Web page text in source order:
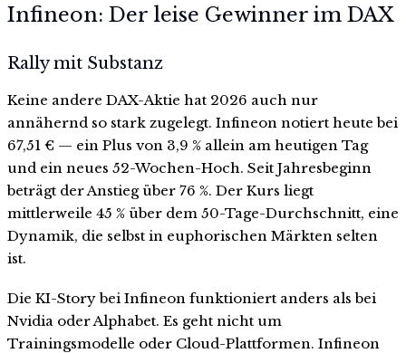
Infineon: Der leise Gewinner im DAX
Rally mit Substanz
Keine andere DAX-Aktie hat 2026 auch nur
annähernd so stark zugelegt. Infineon notiert heute bei
67,51 € — ein Plus von 3,9 % allein am heutigen Tag
und ein neues 52-Wochen-Hoch. Seit Jahresbeginn
beträgt der Anstieg über 76 %. Der Kurs liegt
mittlerweile 45 % über dem 50-Tage-Durchschnitt, eine
Dynamik, die selbst in euphorischen Märkten selten
ist.
Die KI-Story bei Infineon funktioniert anders als bei
Nvidia oder Alphabet. Es geht nicht um
Trainingsmodelle oder Cloud-Plattformen. Infineon